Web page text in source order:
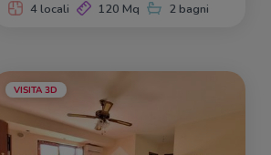
4 locali 120 Mq 2 bagni
VISITA 3D